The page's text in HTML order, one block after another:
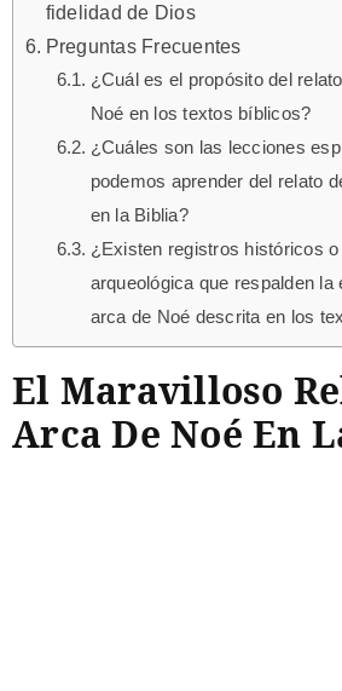
fidelidad de Dios
Preguntas Frecuentes
¿Cuál es el propósito del
Noé en los textos bíblicos?
¿Cuáles son las lecciones
podemos aprender del relato
en la Biblia?
¿Existen registros históricos
arqueológica que respalden la
arca de Noé descrita en los
El Maravilloso
Arca De Noé En